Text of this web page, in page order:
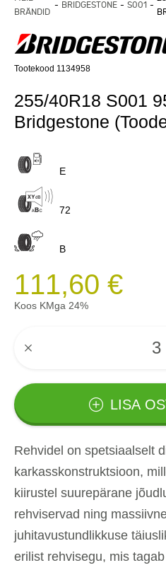
BRÄNDID
BRIDGESTONE S001
Tootekood 1134958
255/40R18 S001
Bridgestone
E
72
B
111,60 €
Koos KMga 24%
LISA
Rehvidel on spetsiaalselt
karkasskonstruktsioon,
kiirustel suurepärane
rehviservad ning
juhitavustundlikkuse
erilist rehvisegu, mis